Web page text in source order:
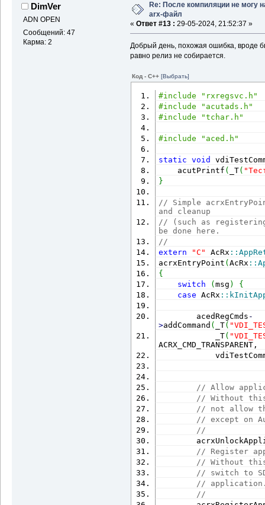
DimVer
ADN OPEN
Сообщений: 47
Карма: 2
Re: После компиляции не могу
arx-файл
« Ответ #13 : 29-05-2024, 21:52:37 »
Добрый день, похожая ошибка, вроде
равно релиз не собирается.
Код - C++ [Выбрать]
#include "rxregsvc.h"
#include "acutads.h"
#include "tchar.h"
#include "aced.h"
static void
acutPrintf ( _T(
}
// Simple
and cleanup
// (such as registering
be done here.
//
extern
"C" AcRx ::
acrxEntryPoint (AcRx ::
{
switch
(msg )
{
case AcRx ::
acedRegCmds -
>addCommand ( _T(
_T(
ACRX_CMD_TRANSPARENT,
// Allow
// Without this
// not allow
// except on
//
// Register
// Without this
// switch to
//
//